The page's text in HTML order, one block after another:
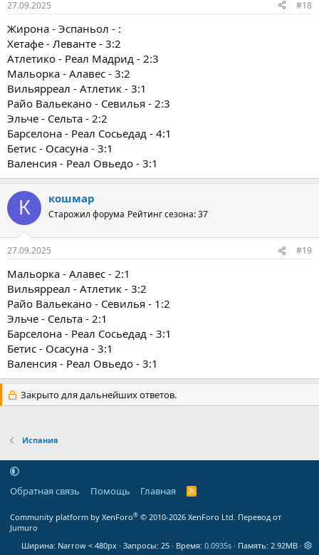
27.09.2025 #18
Жирона - Эспаньол - :
Хетафе - Леванте - 3:2
Атлетико - Реал Мадрид - 2:3
Мальорка - Алавес - 3:2
Вильярреал - Атлетик - 3:1
Райо Вальекано - Севилья - 2:3
Эльче - Сельта - 2:2
Барселона - Реал Сосьедад - 4:1
Бетис - Осасуна - 3:1
Валенсия - Реал Овьедо - 3:1
К кошмар
Старожил форума Рейтинг сезона: 37
27.09.2025 #19
Мальорка - Алавес - 2:1
Вильярреал - Атлетик - 3:2
Райо Вальекано - Севилья - 1:2
Эльче - Сельта - 2:1
Барселона - Реал Сосьедад - 3:1
Бетис - Осасуна - 3:1
Валенсия - Реал Овьедо - 3:1
Закрыто для дальнейших ответов.
Испания
Обратная связь Помощь Главная
R
Community platform by XenForo® © 2010-2026 XenForo Ltd. Перевод от
Jumuro
Ширина
Запросы 25 Время 0.0935s Память 2.92MB